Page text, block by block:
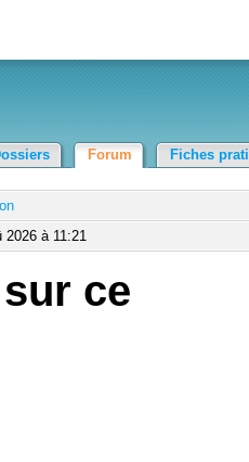
Forum Fiches
2026 à 11:21
ce